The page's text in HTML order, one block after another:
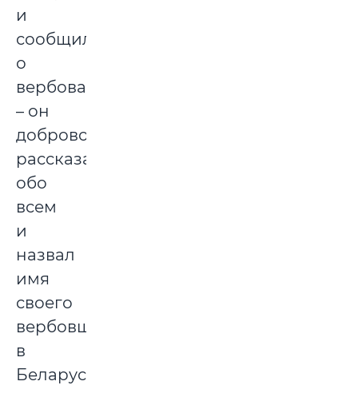
и
сообщил
о
вербовании
– он
добровольно
рассказал
обо
всем
и
назвал
имя
своего
вербовщика
в
Беларуси.